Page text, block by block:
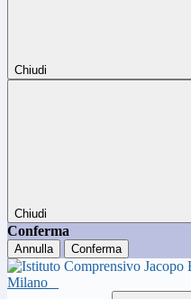
Chiudi
Chiudi
Conferma
Annulla Conferma
Milano